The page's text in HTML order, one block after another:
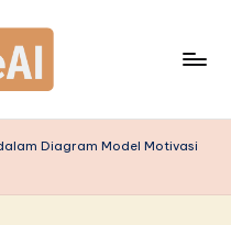
Diagram Model Motivasi